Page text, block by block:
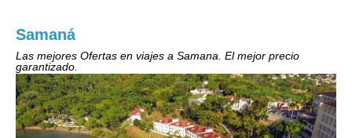
Samaná
Las mejores Ofertas en viajes a Samana. El mejor precio
garantizado.